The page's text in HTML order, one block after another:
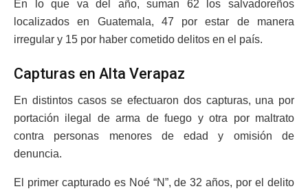
En lo que va del año, suman 62 los salvadoreños
localizados en Guatemala, 47 por estar de manera
irregular y 15 por haber cometido delitos en el país.
Capturas en Alta Verapaz
En distintos casos se efectuaron dos capturas, una por
portación ilegal de arma de fuego y otra por maltrato
contra personas menores de edad y omisión de
denuncia.
El primer capturado es Noé “N”, de 32 años, por el delito